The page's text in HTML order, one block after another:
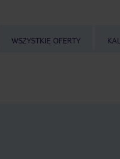
WSZYSTKIE OFERTY